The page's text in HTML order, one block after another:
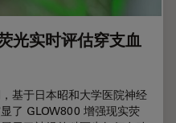
光实时评估穿支血
基于日本昭和大学医院神经
了 GLOW800 增强现实荧